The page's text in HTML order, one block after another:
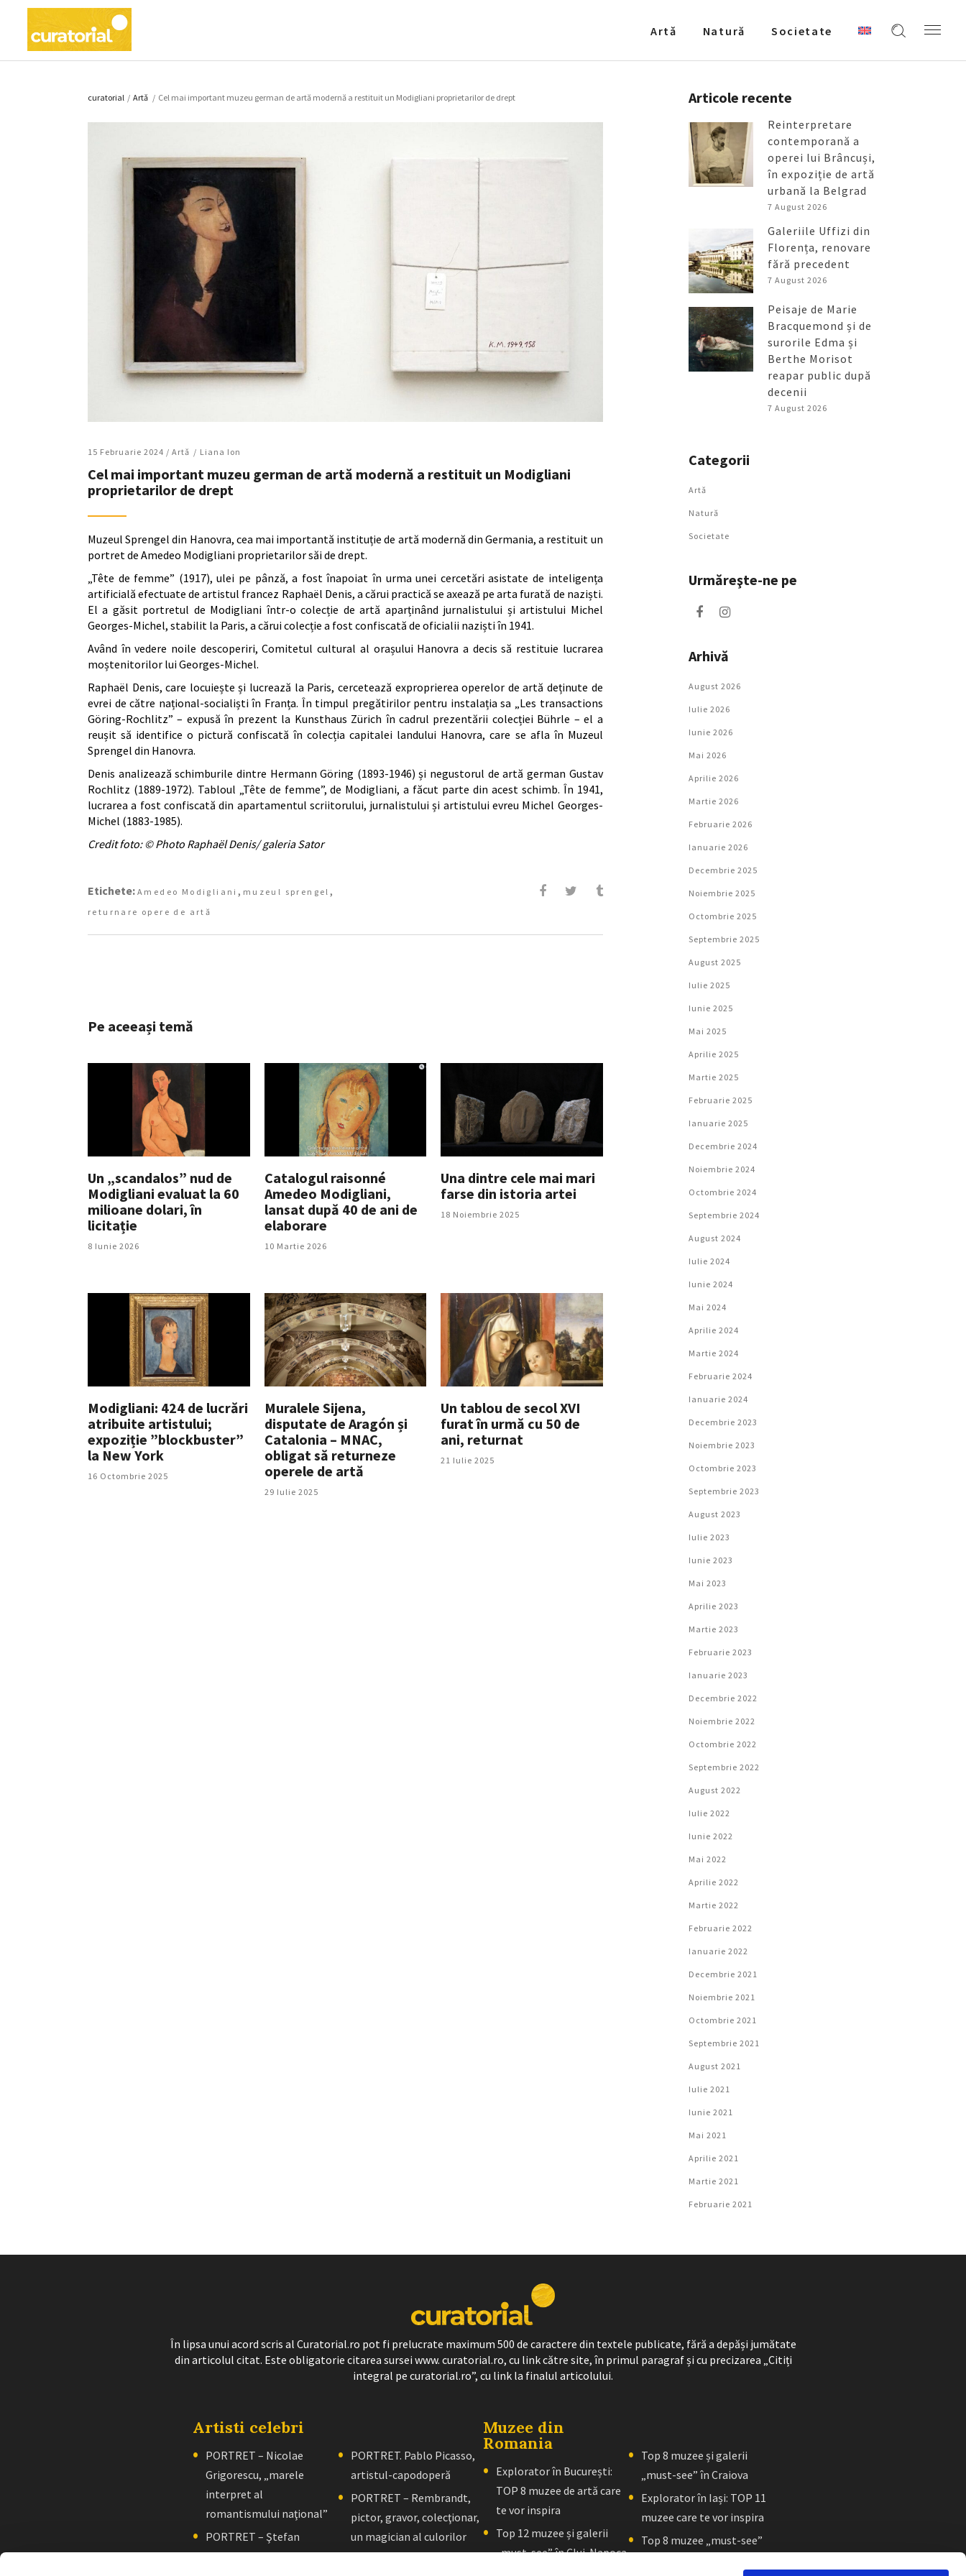
Artǎ Natură Societate
curatorial / Artǎ / Cel mai important muzeu german de artă modernă a restituit un Modigliani proprietarilor de drept
15 Februarie 2024 / Artǎ Liana Ion
Cel mai important muzeu german de artă modernă a restituit un Modigliani
proprietarilor de drept
Muzeul Sprengel din Hanovra, cea mai importantă instituție de artă modernă din Germania, a restituit un
portret de Amedeo Modigliani proprietarilor săi de drept.
„Tête de femme” (1917), ulei pe pânză, a fost înapoiat în urma unei cercetări asistate de inteligența
artificială efectuate de artistul francez Raphaël Denis, a cărui practică se axează pe arta furată de naziști.
El a găsit portretul de Modigliani într-o colecție de artă aparținând jurnalistului și artistului Michel
Georges-Michel, stabilit la Paris, a cărui colecție a fost confiscată de oficialii naziști în 1941.
Având în vedere noile descoperiri, Comitetul cultural al orașului Hanovra a decis să restituie lucrarea
moștenitorilor lui Georges-Michel.
Raphaël Denis, care locuiește și lucrează la Paris, cercetează exproprierea operelor de artă deținute de
evrei de către național-socialiști în Franța. În timpul pregătirilor pentru instalația sa „Les transactions
Göring-Rochlitz” – expusă în prezent la Kunsthaus Zürich în cadrul prezentării colecției Bührle – el a
reușit să identifice o pictură confiscată în colecția capitalei landului Hanovra, care se afla în Muzeul
Sprengel din Hanovra.
Denis analizează schimburile dintre Hermann Göring (1893-1946) și negustorul de artă german Gustav
Rochlitz (1889-1972). Tabloul „Tête de femme”, de Modigliani, a făcut parte din acest schimb. În 1941,
lucrarea a fost confiscată din apartamentul scriitorului, jurnalistului și artistului evreu Michel Georges-
Michel (1883-1985).
Credit foto: © Photo Raphaël Denis/ galeria Sator
Etichete: Amedeo Modigliani , muzeul sprengel ,
returnare opere de artă
Pe aceeași temă
Un „scandalos” nud de
Modigliani evaluat la 60
milioane dolari, în
licitație
8 Iunie 2026
Catalogul raisonné
Amedeo Modigliani,
lansat după 40 de ani de
elaborare
10 Martie 2026
Una dintre cele mai mari
farse din istoria artei
18 Noiembrie 2025
Modigliani: 424 de lucrări
atribuite artistului;
expoziție ”blockbuster”
la New York
16 Octombrie 2025
Muralele Sijena,
disputate de Aragón și
Catalonia – MNAC,
obligat să returneze
operele de artă
29 Iulie 2025
Un tablou de secol XVI
furat în urmă cu 50 de
ani, returnat
21 Iulie 2025
Articole recente
Reinterpretare
contemporană a
operei lui Brâncuși,
în expoziție de artă
urbană la Belgrad
7 August 2026
Galeriile Uffizi din
Florența, renovare
fără precedent
7 August 2026
Peisaje de Marie
Bracquemond și de
surorile Edma și
Berthe Morisot
reapar public după
decenii
7 August 2026
Categorii
Artǎ
Natură
Societate
Urmăreşte-ne pe
Arhivă
August 2026
Iulie 2026
Iunie 2026
Mai 2026
Aprilie 2026
Martie 2026
Februarie 2026
Ianuarie 2026
Decembrie 2025
Noiembrie 2025
Octombrie 2025
Septembrie 2025
August 2025
Iulie 2025
Iunie 2025
Mai 2025
Aprilie 2025
Martie 2025
Februarie 2025
Ianuarie 2025
Decembrie 2024
Noiembrie 2024
Octombrie 2024
Septembrie 2024
August 2024
Iulie 2024
Iunie 2024
Mai 2024
Aprilie 2024
Martie 2024
Februarie 2024
Ianuarie 2024
Decembrie 2023
Noiembrie 2023
Octombrie 2023
Septembrie 2023
August 2023
Iulie 2023
Iunie 2023
Mai 2023
Aprilie 2023
Martie 2023
Februarie 2023
Ianuarie 2023
Decembrie 2022
Noiembrie 2022
Octombrie 2022
Septembrie 2022
August 2022
Iulie 2022
Iunie 2022
Mai 2022
Aprilie 2022
Martie 2022
Februarie 2022
Ianuarie 2022
Decembrie 2021
Noiembrie 2021
Octombrie 2021
Septembrie 2021
August 2021
Iulie 2021
Iunie 2021
Mai 2021
Aprilie 2021
Martie 2021
Februarie 2021
În lipsa unui acord scris al Curatorial.ro pot fi prelucrate maximum 500 de caractere din textele publicate, fără a depăși jumătate
din articolul citat. Este obligatorie citarea sursei www. curatorial.ro, cu link către site, în primul paragraf și cu precizarea „Citiți
integral pe curatorial.ro”, cu link la finalul articolului.
Artisti celebri
PORTRET – Nicolae
Grigorescu, „marele
interpret al
romantismului naţional”
PORTRET – Ştefan
Luchian, „un zugrav”
PORTRET. Pablo Picasso,
artistul-capodoperă
PORTRET – Rembrandt,
pictor, gravor, colecţionar,
un magician al culorilor
Muzee din
Romania
Explorator în București:
TOP 8 muzee de artă care
te vor inspira
Top 12 muzee și galerii
„must-see” în Cluj-Napoca
Top 8 muzee și galerii
„must-see” în Craiova
Explorator în Iași: TOP 11
muzee care te vor inspira
Top 8 muzee „must-see”